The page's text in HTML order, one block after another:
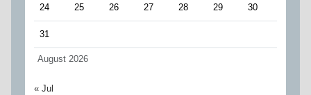
August 2026
24 25 26 27 28 29 30
31
« Jul